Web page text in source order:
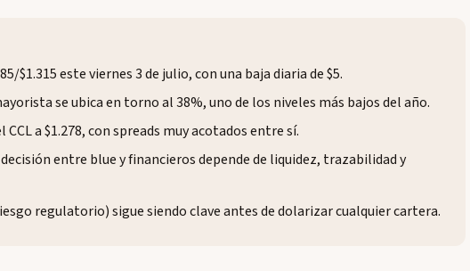
$1.315 este viernes 3 de julio, con una baja diaria de $5.
se ubica en torno al 38%, uno de los niveles más bajos del año.
CCL a $1.278, con spreads muy acotados entre sí.
entre blue y financieros depende de liquidez, trazabilidad y
regulatorio) sigue siendo clave antes de dolarizar cualquier cartera.